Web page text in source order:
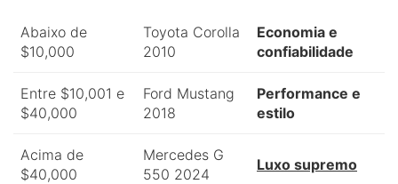
Abaixo de
$10,000
Toyota Corolla
2010
Economia e
confiabilidade
Entre $10,001 e
$40,000
Ford Mustang
2018
Performance e
estilo
Acima de
$40,000
Mercedes G
550 2024
Luxo supremo